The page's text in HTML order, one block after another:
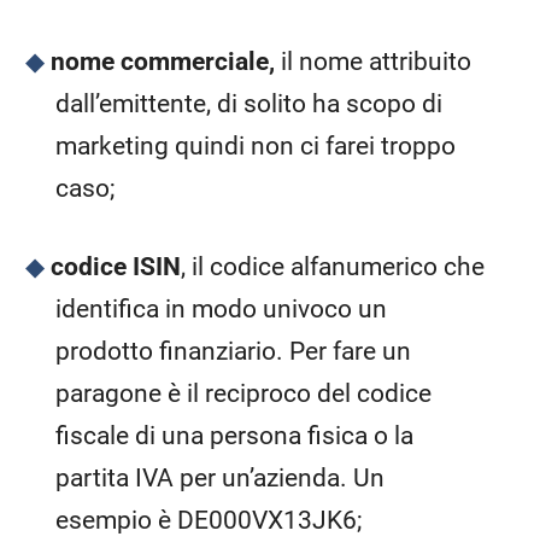
nome commerciale, il nome attribuito
dall’emittente, di solito ha scopo di
marketing quindi non ci farei troppo
caso;
codice ISIN, il codice alfanumerico che
identifica in modo univoco un
prodotto finanziario. Per fare un
paragone è il reciproco del codice
fiscale di una persona fisica o la
partita IVA per un’azienda. Un
esempio è DE000VX13JK6;